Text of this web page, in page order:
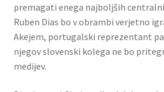
premagati enega najboljših
Ruben Dias bo v obrambi verjetno
Akejem, portugalski reprezentant pa
njegov slovenski kolega ne bo
medijev.